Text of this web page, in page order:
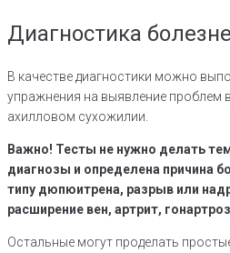
Диагностика
В качестве диагностики можно
упражнения на выявление
ахилловом сухожилии.
Важно! Тесты не нужно делать
диагнозы и определена причина
типу дюпюитрена, разрыв или
расширение вен, артрит,
Остальные могут проделать